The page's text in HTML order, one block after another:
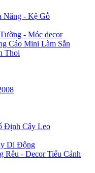
Năng - Kệ Gỗ
- Móc decor
Cáo Mini Làm Sẵn
Thoi
Định Cây Leo
Di Động
Rêu - Decor Tiểu Cảnh